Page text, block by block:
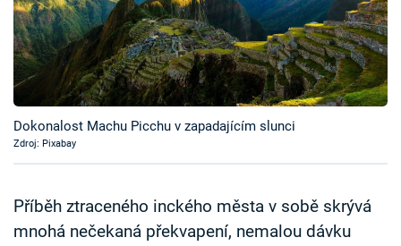
TV Program
Časopis
Sledujte prima+
Sledujte nás
Dokonalost Machu Picchu v zapadajícím slunci
Zdroj: Pixabay
Příběh ztraceného inckého města v sobě skrývá
mnohá nečekaná překvapení, nemalou dávku